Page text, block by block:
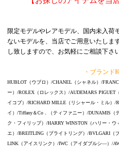
限定モデルやレアモデル、国内未入荷
ないモデルを、当店でご用意いたしま
し致しますので、お気軽にご相談下さ
・ブランド
HUBLOT（ウブロ）/CHANEL（シャネル）/
ー）/ROLEX（ロレックス）/AUDEMARS PIGUET
イコブ）/RICHARD MILLE（リシャール・ミル）/
イ）/Tiffany＆Co．（ティファニー）/DUNAMIS（
ク・フィリップ）/HARRY WINSTON（ハリー・ウ
エ）/BREITLING（ブライトリング）/BVLGARI（
LINK（アイスリンク）/IWC（アイダブルシ―）/